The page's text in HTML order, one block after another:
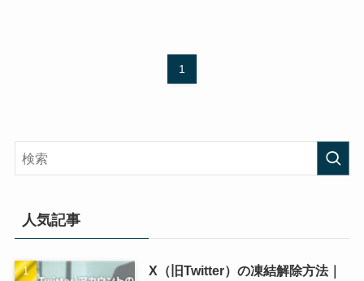
1
人気記事
X（旧Twitter）の凍結解除方法｜